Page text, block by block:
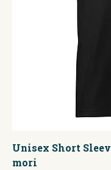
Unisex Short
mori